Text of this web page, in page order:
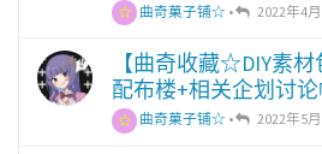
曲奇菓子铺☆ • 2022年4
【曲奇收藏☆DIY素
配布楼+相关企划讨
曲奇菓子铺☆ • 2022年5